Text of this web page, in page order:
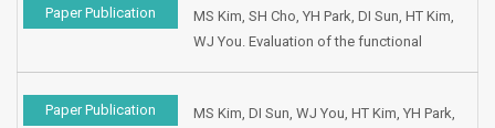
and neck cancer. Presented at the Fifth
Research Workshop on the Biology,
Prevention and Treatment of Head and
Paper Publication
MS Kim, SH Cho, YH Park, DI Sun, HT Kim,
WJ You. Evaluation of the functional
Congress of the International Association
Paper Publication
MS Kim, DI Sun, WJ You, HT Kim, YH Park,